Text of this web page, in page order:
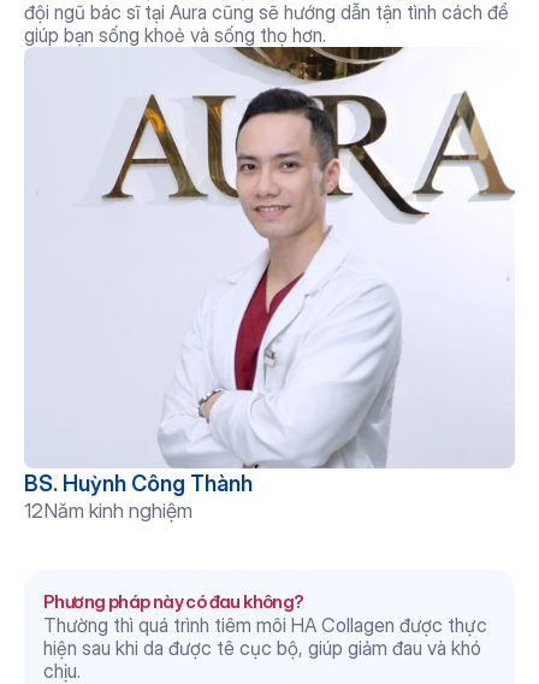
đội ngũ bác sĩ tại Aura cũng sẽ hướng dẫn tận tình cách để
giúp bạn sống khoẻ và sống thọ hơn.
BS. Huỳnh Công Thành
12Năm kinh nghiệm
Phương pháp này có đau không?
Thường thì quá trình tiêm môi HA Collagen được thực
hiện sau khi da được tê cục bộ, giúp giảm đau và khó
chịu.